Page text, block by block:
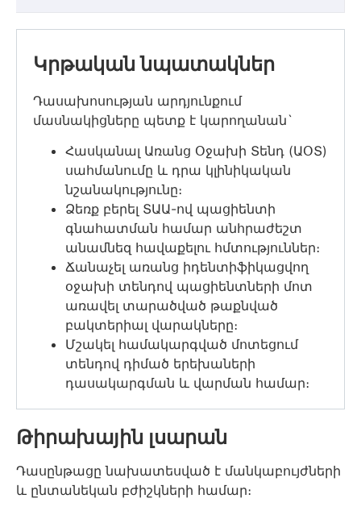
Կրթական նպատակներ
Դասախոսության արդյունքում
մասնակիցները պետք է կարողանան`
Հասկանալ Առանց Օջախի Տենդ (ԱՕՏ)
սահմանումը և դրա կլինիկական
նշանակությունը։
Ձեռք բերել ՏԱԱ-ով պացիենտի
գնահատման համար անհրաժեշտ
անամնեզ հավաքելու հմտություններ։
Ճանաչել առանց իդենտիֆիկացվող
օջախի տենդով պացիենտների մոտ
առավել տարածված թաքնված
բակտերիալ վարակները։
Մշակել համակարգված մոտեցում
տենդով դիմած երեխաների
դասակարգման և վարման համար։
Թիրախային լսարան
Դասընթացը նախատեսված է մանկաբույժների
և ընտանեկան բժիշկների համար։